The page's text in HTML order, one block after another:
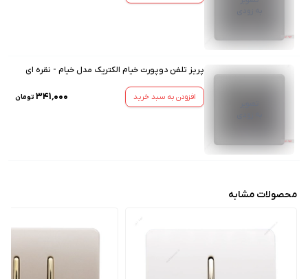
پریز تلفن دوپورت خیام الکتریک مدل خیام - نقره ای
افزودن به سبد خرید ۳۴۱٬۰۰۰ تومان
محصولات مشابه